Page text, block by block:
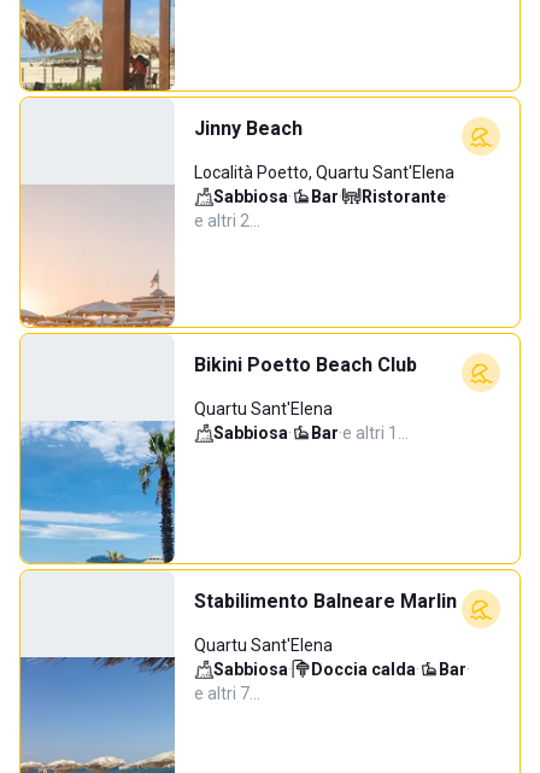
Jinny Beach
Località Poetto, Quartu Sant'Elena
Sabbiosa· Bar· Ristorante·
e altri 2…
Bikini Poetto Beach Club
Quartu Sant'Elena
Sabbiosa· Bar·e altri 1…
Stabilimento Balneare Marlin
Quartu Sant'Elena
Sabbiosa· Doccia calda· Bar·
e altri 7…